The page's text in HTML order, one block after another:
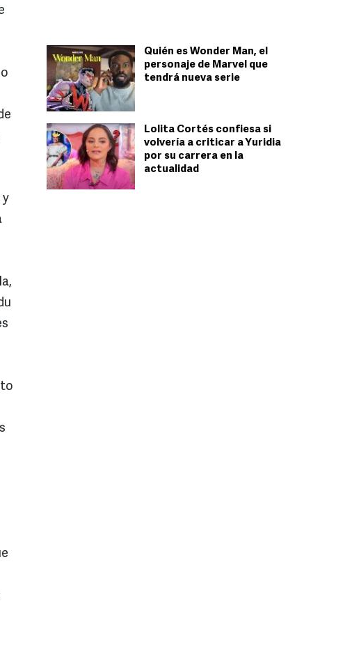
Quién es Wonder Man, el
personaje de Marvel que
tendrá nueva serie
Lolita Cortés confiesa si
volvería a criticar a Yuridia
por su carrera en la
actualidad
y